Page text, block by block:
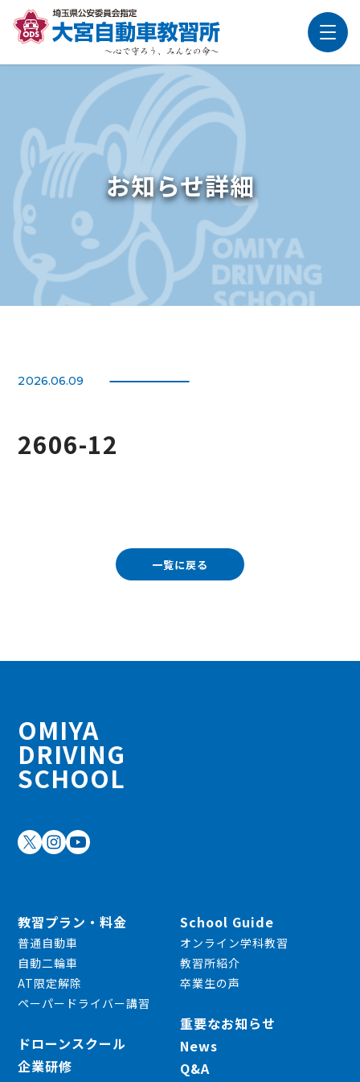
お知らせ詳細
2026.06.09
2606-12
一覧に戻る
OMIYA
DRIVING
SCHOOL
教習プラン・料金
普通自動車
自動二輪車
AT限定解除
ペーパードライバー講習
ドローンスクール
企業研修
School Guide
オンライン学科教習
教習所紹介
卒業生の声
重要なお知らせ
News
Q&A